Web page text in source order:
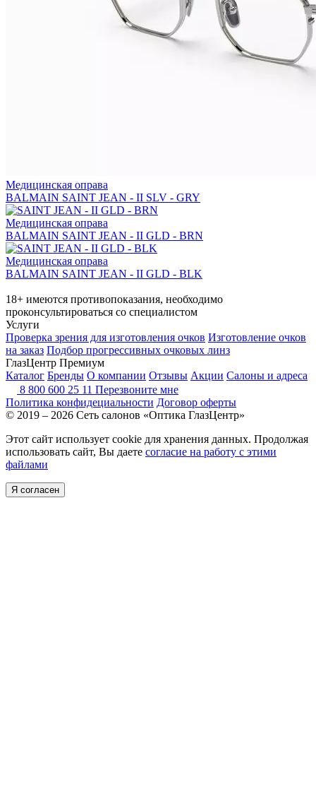
Медицинская оправа
BALMAIN SAINT JEAN - II SLV - GRY
Медицинская оправа
BALMAIN SAINT JEAN - II GLD - BRN
Медицинская оправа
BALMAIN SAINT JEAN - II GLD - BLK
18+ имеются противопоказания, необходимо
проконсультироваться со специалистом
Услуги
Проверка зрения для изготовления очков Изготовление очков
на заказ Подбор прогрессивных очковых линз
ГлазЦентр Премиум
Каталог Бренды О компании Отзывы Акции Салоны и адреса
8 800 600 25 11 Перезвоните мне
Политика конфидециальности Договор оферты
© 2019 – 2026 Сеть салонов «Оптика ГлазЦентр»
Этот сайт использует cookie для хранения данных. Продолжая
использовать сайт, Вы даете согласие на работу с этими
файлами
Я согласен